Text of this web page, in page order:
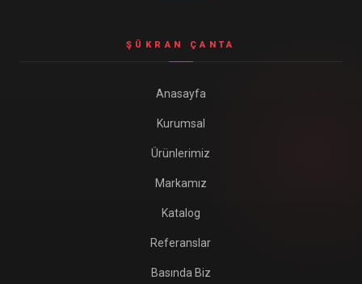
ŞÜKRAN ÇANTA
Anasayfa
Kurumsal
Ürünlerimiz
Markamız
Katalog
Referanslar
Basında Biz